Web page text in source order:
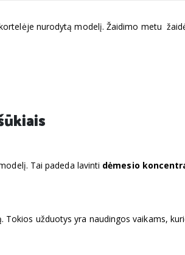
nurodytą modelį. Žaidimo metu
Tai padeda lavinti dėmesio
užduotys yra naudingos vaikams,